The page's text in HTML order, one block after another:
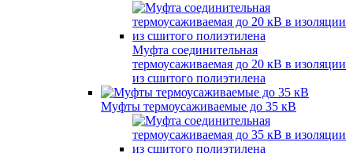
Муфта соединительная
термоусаживаемая до 20 кВ в изоляции
из сшитого полиэтилена
Муфты термоусаживаемые до 35 кВ